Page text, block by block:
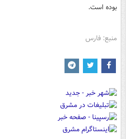
بوده است.
منبع: فارس